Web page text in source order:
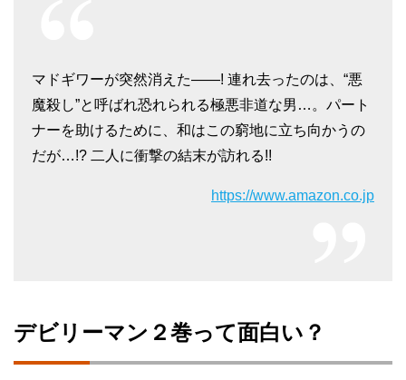
マドギワーが突然消えた――! 連れ去ったのは、“悪
魔殺し”と呼ばれ恐れられる極悪非道な男…。パート
ナーを助けるために、和はこの窮地に立ち向かうの
だが…!? 二人に衝撃の結末が訪れる!!
https://www.amazon.co.jp
デビリーマン２巻って面白い？